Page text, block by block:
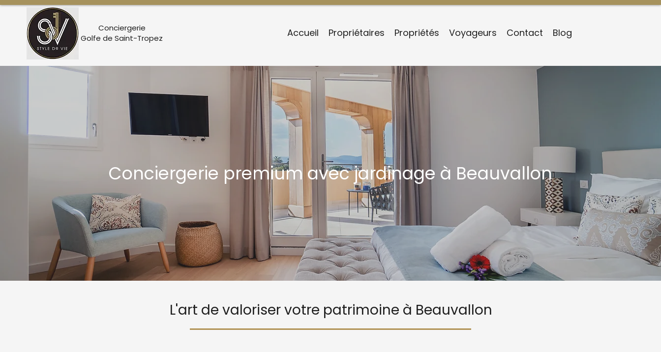
Conciergerie
Golfe de Saint-Tropez
Accueil Propriétaires Propriétés Voyageurs Contact Blog
Conciergerie premium avec jardinage à Beauvallon
L'art de valoriser votre patrimoine à Beauvallon